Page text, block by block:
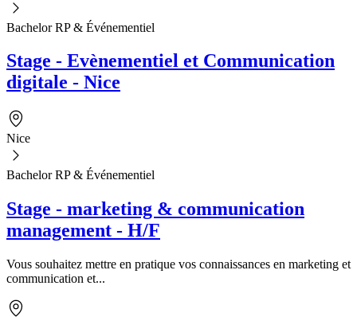
Bachelor RP & Événementiel
Stage - Evènementiel et Communication
digitale - Nice
Nice
Bachelor RP & Événementiel
Stage - marketing & communication
management - H/F
Vous souhaitez mettre en pratique vos connaissances en marketing et
communication et...